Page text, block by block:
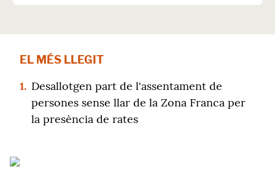
EL MÉS LLEGIT
1. Desallotgen part de l'assentament de
persones sense llar de la Zona Franca per
la presència de rates